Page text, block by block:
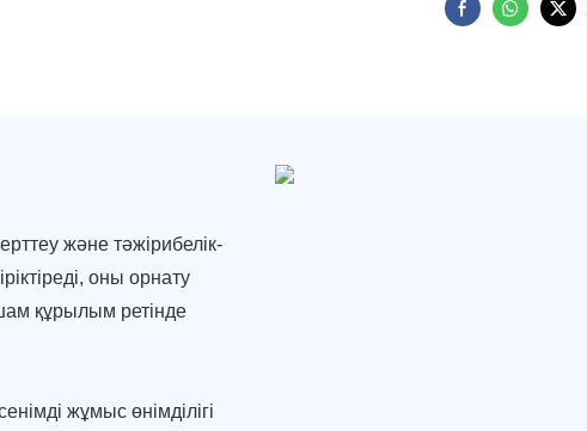
және тәжірибелік-
оны орнату
құрылым ретінде
жұмыс өнімділігі